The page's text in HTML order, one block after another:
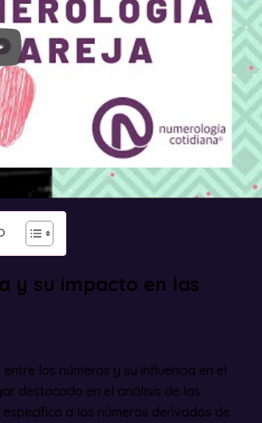
y su impacto en las
los números y su influencia en el
destacado en el análisis de las
a los números derivados de